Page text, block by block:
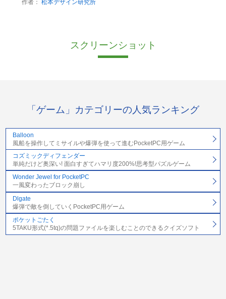
作者： 松本デザイン研究所
スクリーンショット
「ゲーム」カテゴリーの人気ランキング
Balloon
風船を操作してミサイルや爆弾を使って進むPocketPC用ゲーム
コズミックディフェンダー
単純だけど奥深い! 面白すぎてハマリ度200%!思考型パズルゲーム
Wonder Jewel for PocketPC
一風変わったブロック崩し
Dlgate
爆弾で敵を倒していくPocketPC用ゲーム
ポケットごたく
5TAKU形式(*.5tq)の問題ファイルを楽しむことのできるクイズソフト